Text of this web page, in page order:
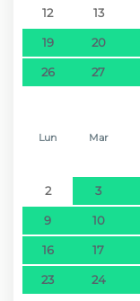
12 13
19 20
26 27
Lun Mar
2 3
9 10
16 17
23 24